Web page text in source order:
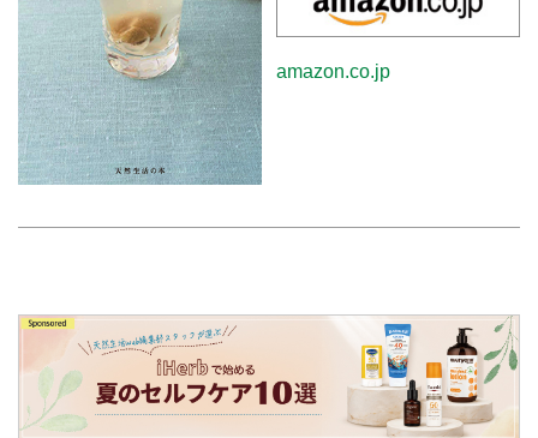
amazon.co.jp